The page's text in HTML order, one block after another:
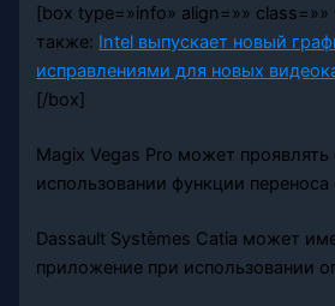
[box type=»info» align=»»
также: Intel выпускает новый
исправлениями для новых
[/box]
Magix Vegas Pro может
использовании функции переноса
Dassault Systèmes Catia может
приложение при использовании